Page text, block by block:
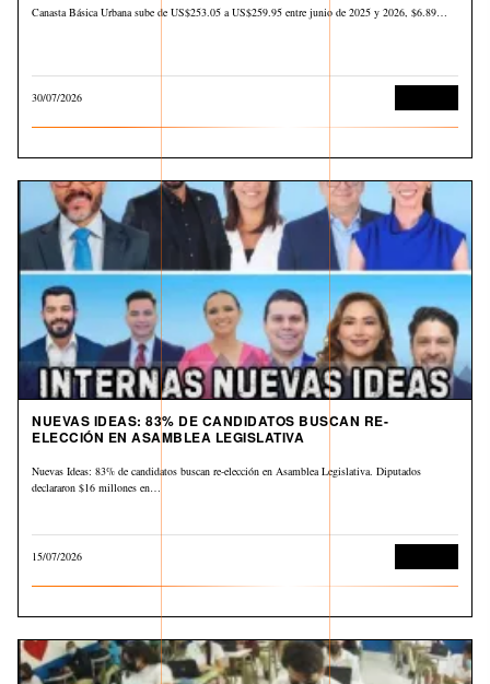
Canasta Básica Urbana sube de US$253.05 a US$259.95 entre junio de 2025 y 2026, $6.89…
30/07/2026
NUEVAS IDEAS: 83% DE CANDIDATOS BUSCAN RE-
ELECCIÓN EN ASAMBLEA LEGISLATIVA
Nuevas Ideas: 83% de candidatos buscan re-elección en Asamblea Legislativa. Diputados
declararon $16 millones en…
15/07/2026